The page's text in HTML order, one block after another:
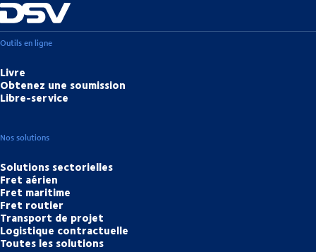
Outils en ligne
Livre
Obtenez une soumission
Libre-service
Nos solutions
Solutions sectorielles
Fret aérien
Fret maritime
Fret routier
Transport de projet
Logistique contractuelle
Toutes les solutions